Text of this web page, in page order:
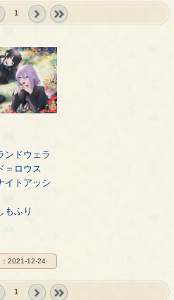
1
ンドウェラ
＝ロウス
イトアッシ
もふり
2021-12-24
1